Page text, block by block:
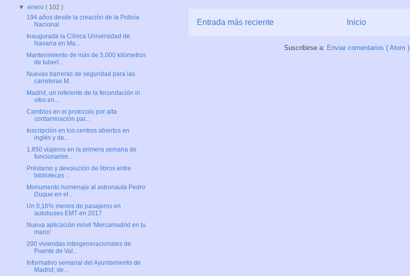
Entrada más reciente Inicio
Suscribirse a: Enviar comentarios ( Atom )
▼enero( 102 )
194 años desde la creación de la Policía
Nacional
Inaugurada la Clínica Universidad de
Navarra en Ma...
Mantenimiento de más de 5.000 kilómetros
de tuberí...
Nuevas barreras de seguridad para las
carreteras M...
Madrid, un referente de la fecundación in
vitro en...
Cambios en el protocolo por alta
contaminación par...
Inscripción en los centros abiertos en
inglés y de...
1.850 viajeros en la primera semana de
funcionamie...
Préstamo y devolución de libros entre
bibliotecas ...
Monumento homenaje al astronauta Pedro
Duque en el...
Un 0,16% menos de pasajeros en
autobuses EMT en 2017
Nueva aplicación móvil 'Mercamadrid en tu
mano'
200 viviendas intergeneracionales de
Puente de Val...
Informativo semanal del Ayuntamiento de
Madrid; de...